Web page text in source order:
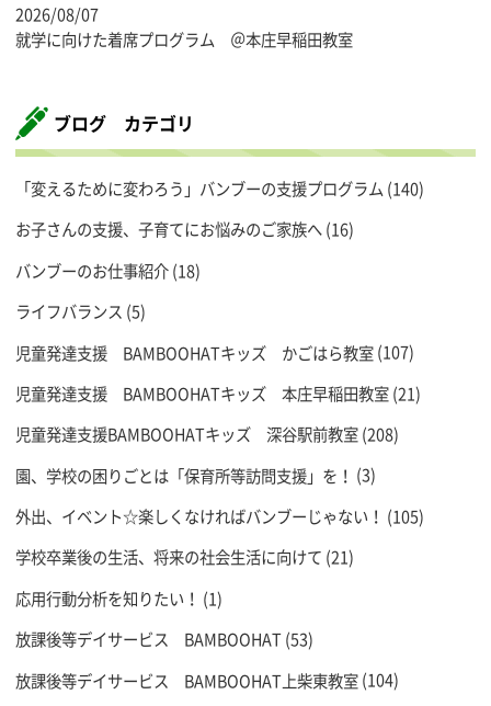
2026/08/07
就学に向けた着席プログラム ＠本庄早稲田教室
ブログ カテゴリ
「変えるために変わろう」バンブーの支援プログラム (140)
お子さんの支援、子育てにお悩みのご家族へ(16)
バンブーのお仕事紹介(18)
ライフバランス (5)
児童発達支援 BAMBOOHATキッズ かごはら教室(107)
児童発達支援 BAMBOOHATキッズ 本庄早稲田教室(21)
児童発達支援BAMBOOHATキッズ 深谷駅前教室(208)
園、学校の困りごとは「保育所等訪問支援」を！ (3)
外出、イベント☆楽しくなければバンブーじゃない！ (105)
学校卒業後の生活、将来の社会生活に向けて (21)
応用行動分析を知りたい！ (1)
放課後等デイサービス BAMBOOHAT(53)
放課後等デイサービス BAMBOOHAT上柴東教室(104)